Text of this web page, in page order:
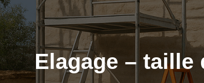
Elagage – taille